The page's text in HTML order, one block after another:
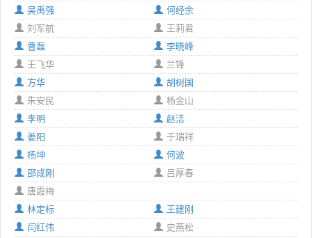
吴禹强
何经余
刘军航
王莉君
曹磊
李晓峰
王飞华
兰锋
方华
胡树国
朱安民
杨金山
李明
赵洁
姜阳
于瑞祥
杨坤
何波
邵成刚
吕厚春
唐霞梅
林定标
王建刚
闫红伟
史燕松